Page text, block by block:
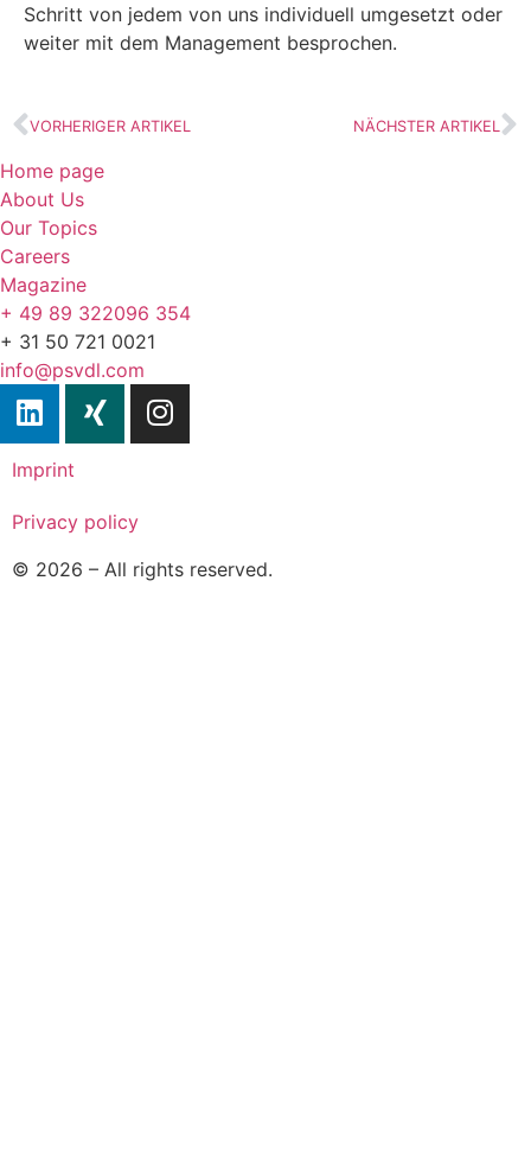
Schritt von jedem von uns individuell umgesetzt oder
weiter mit dem Management besprochen.
VORHERIGER ARTIKEL NÄCHSTER ARTIKEL
Home page
About Us
Our Topics
Careers
Magazine
+ 49 89 322096 354
+ 31 50 721 0021
info@psvdl.com
© 2026 – All rights reserved.
Privacy policy
Imprint